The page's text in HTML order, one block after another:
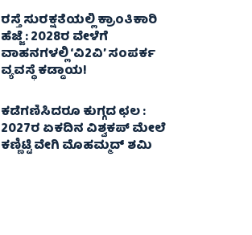
ರಸ್ತೆ ಸುರಕ್ಷತೆಯಲ್ಲಿ ಕ್ರಾಂತಿಕಾರಿ
ಹೆಜ್ಜೆ : 2028ರ ವೇಳೆಗೆ
ವಾಹನಗಳಲ್ಲಿ ‘ವಿ2ವಿ’ ಸಂಪರ್ಕ
ವ್ಯವಸ್ಥೆ ಕಡ್ಡಾಯ!
ಕಡೆಗಣಿಸಿದರೂ ಕುಗ್ಗದ ಛಲ :
2027ರ ಏಕದಿನ ವಿಶ್ವಕಪ್‌ ಮೇಲೆ
ಕಣ್ಣಿಟ್ಟಿ ವೇಗಿ ಮೊಹಮ್ಮದ್ ಶಮಿ